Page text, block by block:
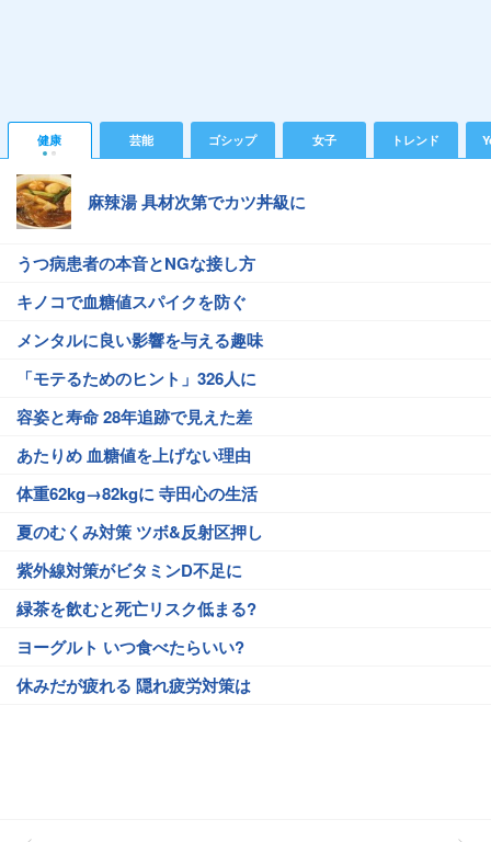
健康 芸能 ゴシップ 女子 トレンド
麻辣湯 具材次第でカツ丼級に
うつ病患者の本音とNGな接し方
キノコで血糖値スパイクを防ぐ
メンタルに良い影響を与える趣味
「モテるためのヒント」326人に
容姿と寿命 28年追跡で見えた差
あたりめ 血糖値を上げない理由
体重62kg→82kgに 寺田心の生活
夏のむくみ対策 ツボ&反射区押し
紫外線対策がビタミンD不足に
緑茶を飲むと死亡リスク低まる?
ヨーグルト いつ食べたらいい?
休みだが疲れる 隠れ疲労対策は